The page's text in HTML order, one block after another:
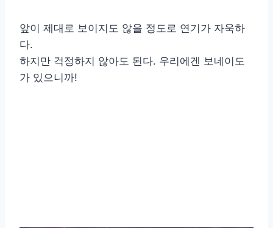
앞이 제대로 보이지도 않을 정도로 연기가 자욱하
다.
하지만 걱정하지 않아도 된다. 우리에겐 보네이도
가 있으니까!